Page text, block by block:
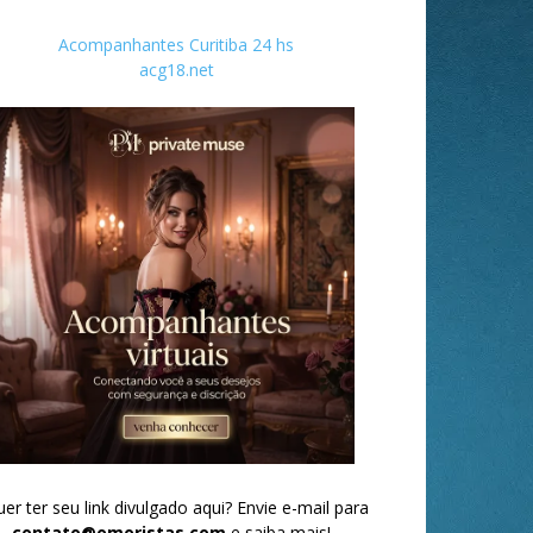
Acompanhantes Curitiba 24 hs
acg18.net
ter seu link divulgado aqui? Envie e-mail para